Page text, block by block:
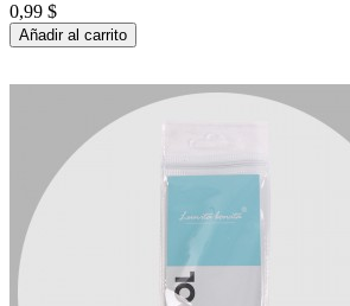
0,99 $
Añadir al carrito